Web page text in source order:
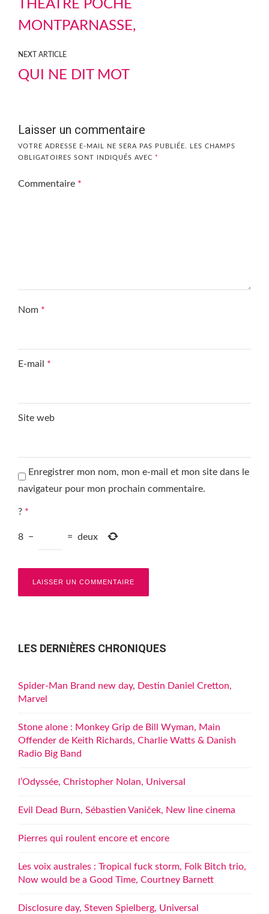
THÉÂTRE POCHE
MONTPARNASSE,
NEXT ARTICLE
QUI NE DIT MOT
Laisser un commentaire
VOTRE ADRESSE E-MAIL NE SERA PAS PUBLIÉE.
LES CHAMPS
OBLIGATOIRES SONT INDIQUÉS AVEC *
Commentaire *
Nom *
E-mail *
Site web
Enregistrer mon nom, mon e-mail et mon site dans le
navigateur pour mon prochain commentaire.
? *
8 − = deux
LES DERNIÈRES CHRONIQUES
Spider-Man Brand new day, Destin Daniel Cretton,
Marvel
Stone alone : Monkey Grip de Bill Wyman, Main
Offender de Keith Richards, Charlie Watts & Danish
Radio Big Band
l’Odyssée, Christopher Nolan, Universal
Evil Dead Burn, Sébastien Vaniček, New line cinema
Pierres qui roulent encore et encore
Les voix australes : Tropical fuck storm, Folk Bitch trio,
Now would be a Good Time, Courtney Barnett
Disclosure day, Steven Spielberg, Universal